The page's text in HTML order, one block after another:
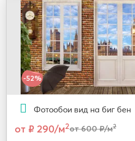
-52%
Фотообои вид на биг бен
от ₽ 290/м2от 600 ₽/м2